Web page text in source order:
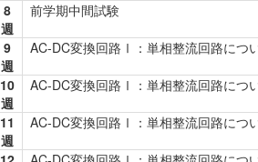
8
週
前学期中間試験
9
週
AC-DC変換回路Ⅰ：単相整流回路につ
10
週
AC-DC変換回路Ⅰ：単相整流回路につ
11
週
AC-DC変換回路Ⅰ：単相整流回路につ